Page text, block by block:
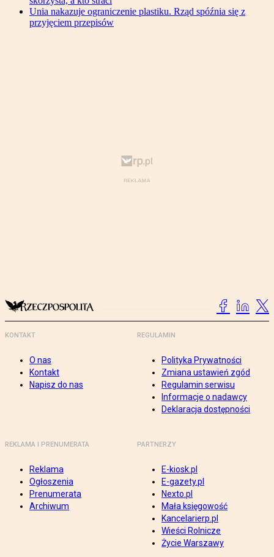
Unia nakazuje ograniczenie plastiku. Rząd spóźnia się z
przyjęciem przepisów
KONTAKT
O nas
Kontakt
Napisz do nas
REGULAMIN
Polityka Prywatności
Zmiana ustawień zgód
Regulamin serwisu
Informacje o nadawcy
Deklaracja dostępności
REKLAMA I PRENUMERATA
Reklama
Ogłoszenia
Prenumerata
Archiwum
PARTNERZY
E-kiosk.pl
E-gazety.pl
Nexto.pl
Mała księgowość
Kancelarierp.pl
Wieści Rolnicze
Życie Warszawy